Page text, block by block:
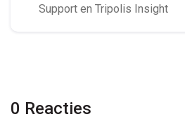
Support en Tripolis Insight
0 Reacties